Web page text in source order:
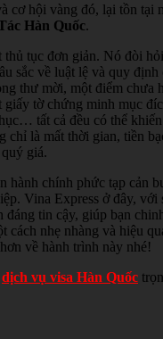
cơ hội vàng đó, lại tồn tại
Hàn Quốc.
tục đơn giản. Nó đòi
sắc về luật lệ và quy định
thư mời, một điểm chưa
giấy tờ chứng minh mục
tất cả đều có thể
chỉ là mất thời gian, tiền
giá.
hành chính phức tạp cản
Vina Express ở đây, với
đáng tin cậy, giúp bạn
cách nhẹ nhàng và hiệu
về hành trình này nhé!
dịch vụ visa Hàn Quốc